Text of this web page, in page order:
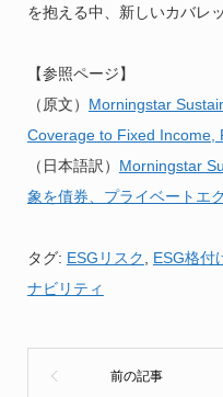
を抱える中、新しいカバレ
【参照ページ】
（原文） Morningstar
Coverage to Fixed Income,
（日本語訳） Morningstar
象を債券、プライベートエ
タグ: ESGリスク ESG格付
ナビリティ